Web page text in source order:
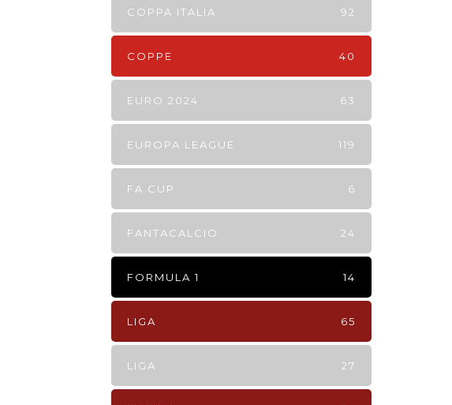
COPPA ITALIA 92
COPPE 40
EURO 2024 63
EUROPA LEAGUE 119
FA CUP 6
FANTACALCIO 24
FORMULA 1 14
LIGA 65
LIGA 27